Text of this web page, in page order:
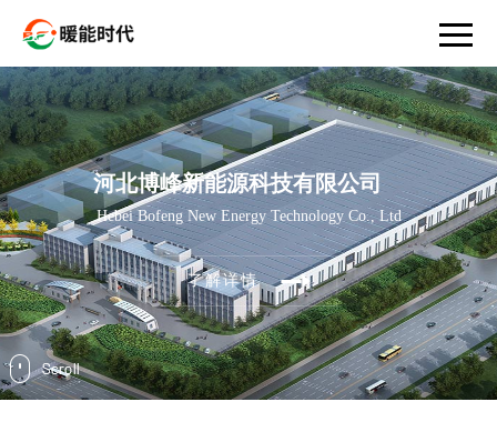
河北博峰新能源科技有限公司
Hebei Bofeng New Energy Technology Co., Ltd
了解详情